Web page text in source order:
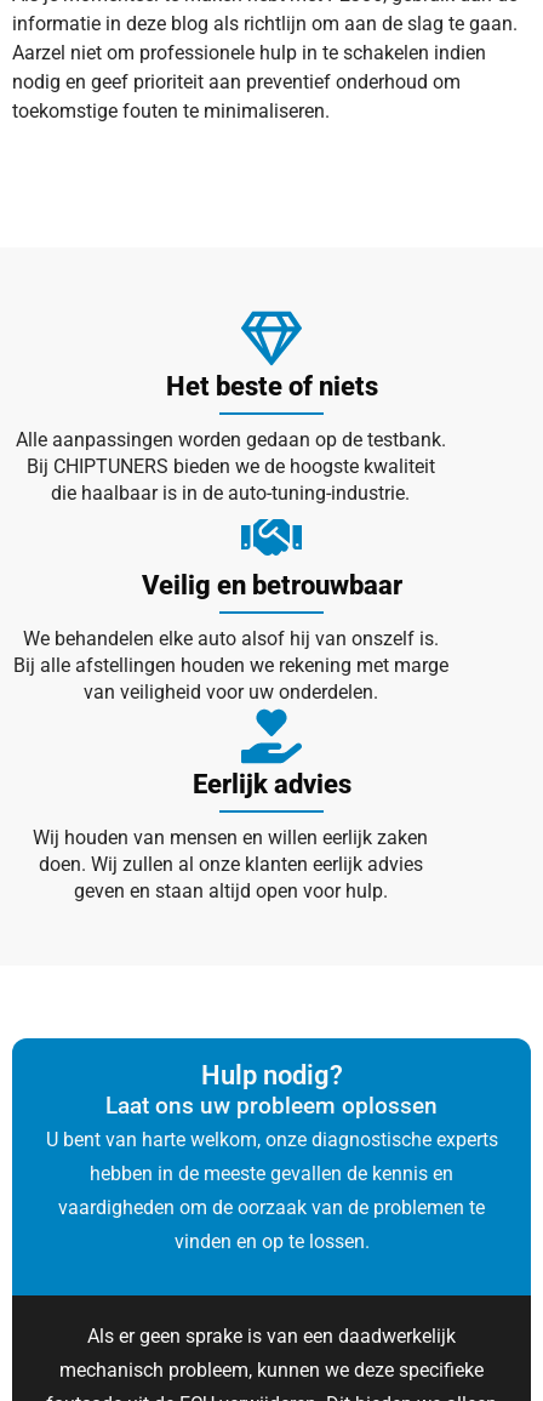
informatie in deze blog als richtlijn om aan de slag te gaan.
Aarzel niet om professionele hulp in te schakelen indien
nodig en geef prioriteit aan preventief onderhoud om
toekomstige fouten te minimaliseren.
Het beste of niets
Alle aanpassingen worden gedaan op de testbank.
Bij CHIPTUNERS bieden we de hoogste kwaliteit
die haalbaar is in de auto-tuning-industrie.
Veilig en betrouwbaar
We behandelen elke auto alsof hij van onszelf is.
Bij alle afstellingen houden we rekening met marge
van veiligheid voor uw onderdelen.
Eerlijk advies
Wij houden van mensen en willen eerlijk zaken
doen. Wij zullen al onze klanten eerlijk advies
geven en staan altijd open voor hulp.
Hulp nodig?
Laat ons uw probleem oplossen
U bent van harte welkom, onze diagnostische experts
hebben in de meeste gevallen de kennis en
vaardigheden om de oorzaak van de problemen te
vinden en op te lossen.
Als er geen sprake is van een daadwerkelijk
mechanisch probleem, kunnen we deze specifieke